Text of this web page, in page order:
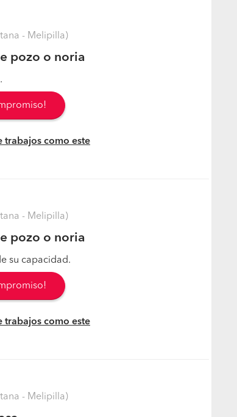
- Melipilla)
pozo o noria
trabajos como este
- Melipilla)
pozo o noria
su capacidad.
trabajos como este
- Melipilla)